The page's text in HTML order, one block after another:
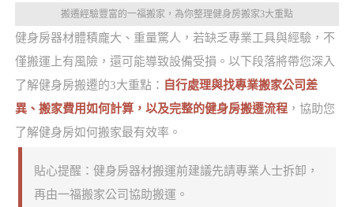
搬遷經驗豐富的一福搬家，為你整理健身房搬家3大重點
健身房器材體積龐大、重量驚人，若缺乏專業工具與經驗，不
僅搬運上有風險，還可能導致設備受損。以下段落將帶您深入
了解健身房搬遷的3大重點：
自行處理與找專業搬家公司差
異、搬家費用如何計算，以及完整的健身房搬遷流程，協助您
了解健身房如何搬家最有效率。
貼心提醒：健身房器材搬運前建議先請專業人士拆卸，
再由一福搬家公司協助搬運。